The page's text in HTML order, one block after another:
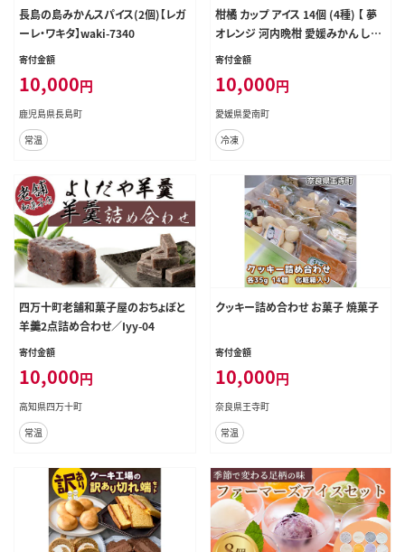
長島の島みかんスパイス(2個)【レガ
ーレ・ワキタ】waki-7340
寄付金額
10,000円
鹿児島県長島町
常温
柑橘 カップ アイス 14個 (4種) 【 夢
オレンジ 河内晩柑 愛媛みかん しら
ぬい 】 アイス ジェラート シャーベッ
人気 贈答用 プレゼント みかん 柑橘
かんきつ まどんな 紅マドンナ 夢オレ
ンジ 愛果28号 愛南ゴールド 不知火
デコポン 温州みかん 冷凍 みかん職
寄付金額
10,000円
愛媛県愛南町
冷凍
四万十町老舗和菓子屋のおちょぼと
羊羹2点詰め合わせ／Iyy-04
寄付金額
10,000円
高知県四万十町
常温
クッキー詰め合わせ お菓子 焼菓子
寄付金額
10,000円
奈良県王寺町
常温